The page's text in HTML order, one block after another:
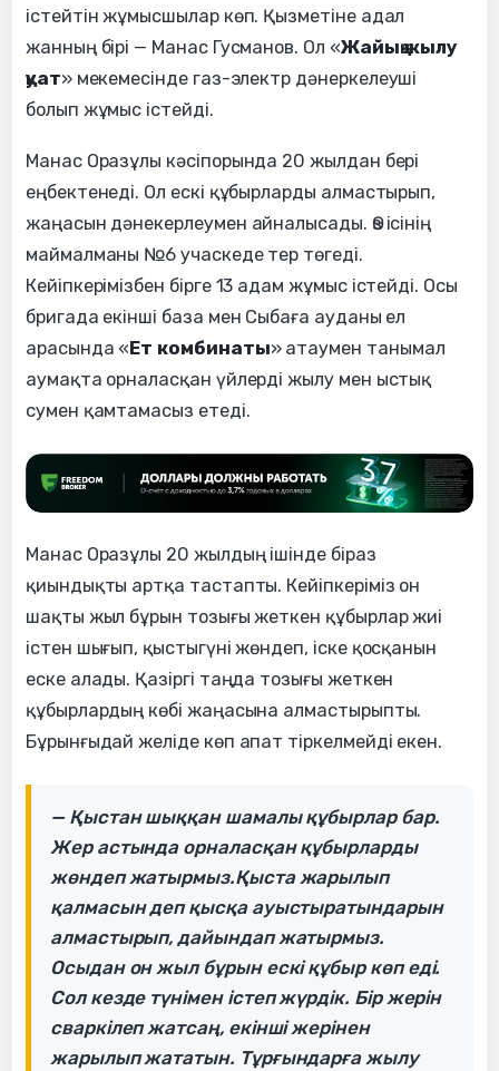
істейтін жұмысшылар көп. Қызметіне адал
жанның бірі — Манас Гусманов. Ол «Жайық жылу
қуат» мекемесінде газ-электр дәнеркелеуші
болып жұмыс істейді.
Манас Оразұлы кәсіпорында 20 жылдан бері
еңбектенеді. Ол ескі құбырларды алмастырып,
жаңасын дәнекерлеумен айналысады. Өз ісінің
маймалманы №6 учаскеде тер төгеді.
Кейіпкерімізбен бірге 13 адам жұмыс істейді. Осы
бригада екінші база мен Сыбаға ауданы ел
арасында «Ет комбинаты» атаумен танымал
аумақта орналасқан үйлерді жылу мен ыстық
сумен қамтамасыз етеді.
Манас Оразұлы 20 жылдың ішінде біраз
қиындықты артқа тастапты. Кейіпкеріміз он
шақты жыл бұрын тозығы жеткен құбырлар жиі
істен шығып, қыстыгүні жөндеп, іске қосқанын
еске алады. Қазіргі таңда тозығы жеткен
құбырлардың көбі жаңасына алмастырыпты.
Бұрынғыдай желіде көп апат тіркелмейді екен.
— Қыстан шыққан шамалы құбырлар бар.
Жер астында орналасқан құбырларды
жөндеп жатырмыз.Қыста жарылып
қалмасын деп қысқа ауыстыратындарын
алмастырып, дайындап жатырмыз.
Осыдан он жыл бұрын ескі құбыр көп еді.
Сол кезде түнімен істеп жүрдік. Бір жерін
сваркілеп жатсаң, екінші жерінен
жарылып жататын. Тұрғындарға жылу